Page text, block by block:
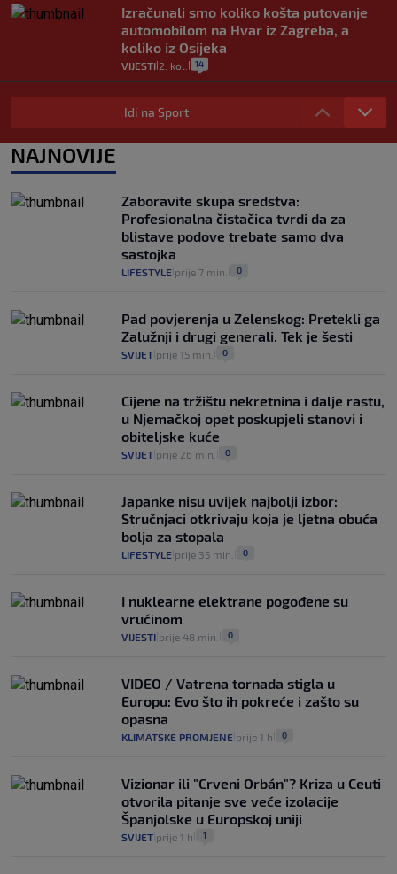
Izračunali smo koliko košta putovanje
automobilom na Hvar iz Zagreba, a
koliko iz Osijeka
VIJESTI 2. kol. 14
"Kći je otišla na more, a zaboravila
zdravstvenu iskaznicu". Kakva su prava
pacijenata izvan mjesta prebivališta?
VIJESTI 1. kol. 1
se dogodilo ništa. Vlada se zaljubila u te
intervencije"
VIJESTI 30. srp. 25
Idi na Sport
NAJNOVIJE
Zaboravite skupa sredstva:
Profesionalna čistačica tvrdi da za
blistave podove trebate samo dva
sastojka
LIFESTYLE prije 7 min. 0
Pad povjerenja u Zelenskog: Pretekli ga
Zalužnji i drugi generali. Tek je šesti
SVIJET prije 15 min. 0
Cijene na tržištu nekretnina i dalje rastu,
u Njemačkoj opet poskupjeli stanovi i
obiteljske kuće
SVIJET prije 26 min. 0
Japanke nisu uvijek najbolji izbor:
Stručnjaci otkrivaju koja je ljetna obuća
bolja za stopala
LIFESTYLE prije 35 min. 0
I nuklearne elektrane pogođene su
vrućinom
VIJESTI prije 48 min. 0
VIDEO / Vatrena tornada stigla u
Europu: Evo što ih pokreće i zašto su
opasna
KLIMATSKE PROMJENE prije 1 h 0
Vizionar ili "Crveni Orbán"? Kriza u Ceuti
otvorila pitanje sve veće izolacije
Španjolske u Europskoj uniji
SVIJET prije 1 h 1